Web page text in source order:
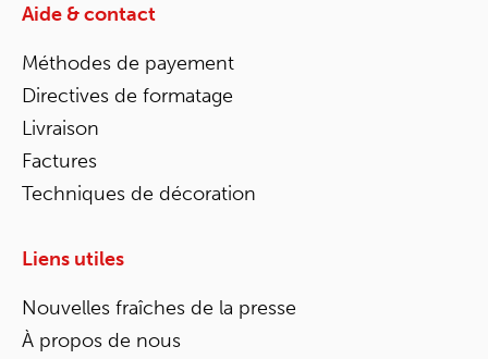
Aide & contact
Méthodes de payement
Directives de formatage
Livraison
Factures
Techniques de décoration
Liens utiles
Nouvelles fraîches de la presse
À propos de nous